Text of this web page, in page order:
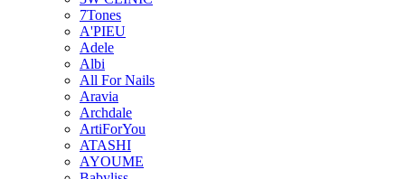
7Tones
A'PIEU
Adele
Albi
All For Nails
Aravia
Archdale
ArtiForYou
ATASHI
AYOUME